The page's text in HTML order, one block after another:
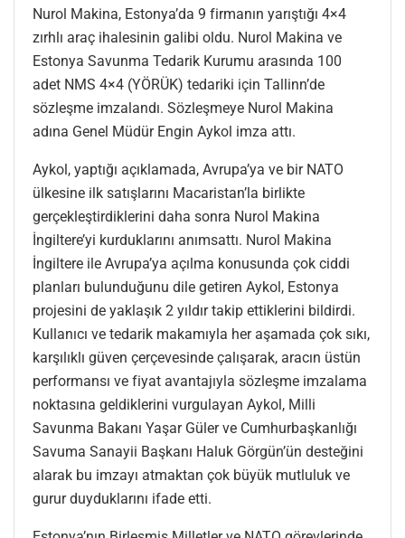
Nurol Makina, Estonya’da 9 firmanın yarıştığı 4×4
zırhlı araç ihalesinin galibi oldu. Nurol Makina ve
Estonya Savunma Tedarik Kurumu arasında 100
adet NMS 4×4 (YÖRÜK) tedariki için Tallinn’de
sözleşme imzalandı. Sözleşmeye Nurol Makina
adına Genel Müdür Engin Aykol imza attı.
Aykol, yaptığı açıklamada, Avrupa’ya ve bir NATO
ülkesine ilk satışlarını Macaristan’la birlikte
gerçekleştirdiklerini daha sonra Nurol Makina
İngiltere’yi kurduklarını anımsattı. Nurol Makina
İngiltere ile Avrupa’ya açılma konusunda çok ciddi
planları bulunduğunu dile getiren Aykol, Estonya
projesini de yaklaşık 2 yıldır takip ettiklerini bildirdi.
Kullanıcı ve tedarik makamıyla her aşamada çok sıkı,
karşılıklı güven çerçevesinde çalışarak, aracın üstün
performansı ve fiyat avantajıyla sözleşme imzalama
noktasına geldiklerini vurgulayan Aykol, Milli
Savunma Bakanı Yaşar Güler ve Cumhurbaşkanlığı
Savuma Sanayii Başkanı Haluk Görgün’ün desteğini
alarak bu imzayı atmaktan çok büyük mutluluk ve
gurur duyduklarını ifade etti.